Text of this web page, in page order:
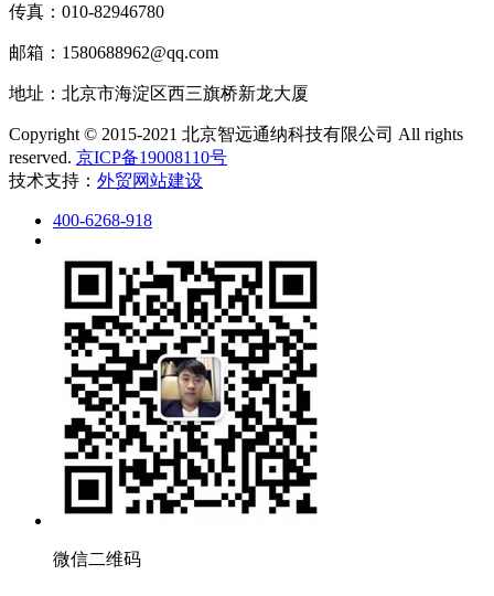
传真：010-82946780
邮箱：1580688962@qq.com
地址：北京市海淀区西三旗桥新龙大厦
Copyright © 2015-2021 北京智远通纳科技有限公司 All rights
reserved. 京ICP备19008110号
技术支持： 外贸网站建设
400-6268-918
微信二维码